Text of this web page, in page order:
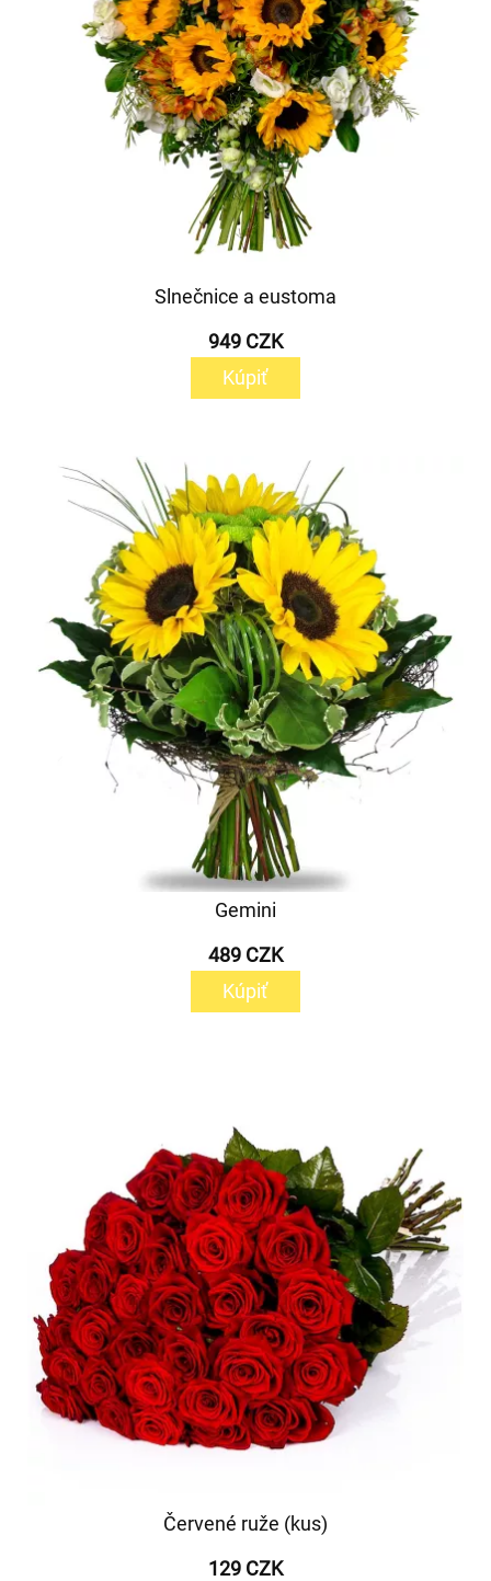
Slnečnice a eustoma
949 CZK
Kúpiť
Gemini
489 CZK
Kúpiť
Červené ruže (kus)
129 CZK